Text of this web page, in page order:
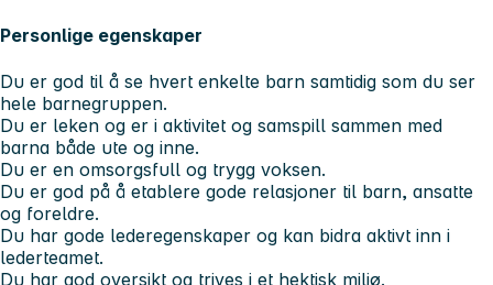
Personlige egenskaper
Du er god til å se hvert enkelte barn samtidig som du ser
hele barnegruppen.
Du er leken og er i aktivitet og samspill sammen med
barna både ute og inne.
Du er en omsorgsfull og trygg voksen.
Du er god på å etablere gode relasjoner til barn, ansatte
og foreldre.
Du har gode lederegenskaper og kan bidra aktivt inn i
lederteamet.
Du har god oversikt og trives i et hektisk miljø.